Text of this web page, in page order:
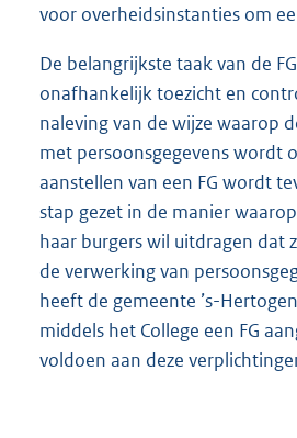
voor overheidsinstanties om
De belangrijkste taak van de
onafhankelijk toezicht en
naleving van de wijze waarop
met persoonsgegevens wordt
aanstellen van een FG wordt
stap gezet in de manier
haar burgers wil uitdragen dat
de verwerking van
heeft de gemeente ’s-
middels het College een FG
voldoen aan deze